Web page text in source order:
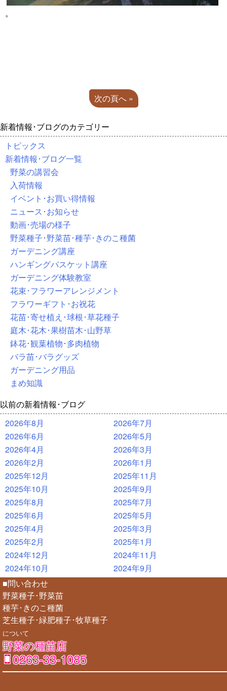
。
次の頁へ »
新着情報･ブログのカテゴリー
トピックス
新着情報･ブログ一覧
野菜の講習会
入荷情報
イベント･お買い得情報
ニュース･お知らせ
動画･売場の様子
野菜種子･野菜苗･種芋･きのこ種菌
ガーデニング講座
ハンギングバスケット講座
ガーデニング体験教室
花束･フラワーアレンジメント
フラワーギフト･お祝花
花苗･寄せ植え･球根･草花種子
庭木･花木･果樹苗木･山野草
鉢花･観葉植物･多肉植物
バラ苗･バラグッズ
ガーデニング用品
まめ知識
以前の新着情報･ブログ
2026年8月
2026年7月
2026年6月
2026年5月
2026年4月
2026年3月
2026年2月
2026年1月
2025年12月
2025年11月
2025年10月
2025年9月
2025年8月
2025年7月
2025年6月
2025年5月
2025年4月
2025年3月
2025年2月
2025年1月
2024年12月
2024年11月
2024年10月
2024年9月
■問い合わせ
野菜種子･野菜苗
種芋･きのこ種菌
芝生種子･緑肥種子･牧草種子
について
野菜の種苗店
0263-33-1085